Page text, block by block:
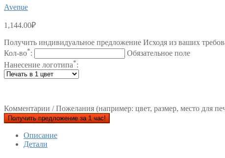
Avenue
1,144.00₽
Получить индивидуальное предложение Исходя из ваших
Кол-во*:
Обязательное поле
Нанесение логотипа*:
Комментарии / Пожелания (например: цвет, размер, место для
Получить предложение за 1 час!
Описание
Детали